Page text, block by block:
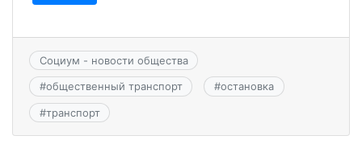
Социум - новости общества
#общественный транспорт #остановка
#транспорт